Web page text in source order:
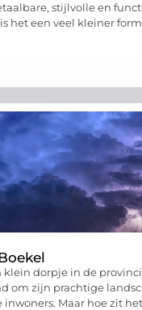
stijlvolle en
het een veel kleiner
klein dorpje in de
om zijn prachtige
inwoners. Maar hoe zit